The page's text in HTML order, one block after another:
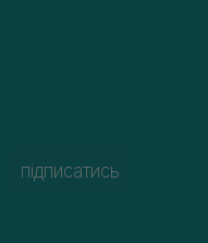
підписатись